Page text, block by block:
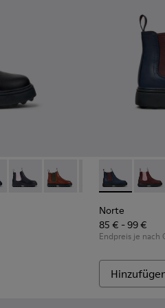
Lederstiefeletten für Kinder.
025
- K900149-024 - Blaue
Norte - K900149-023
Norte - K900149-022
Norte -Norte -
Norte -
Norte
85 € - 99 €
Endpreis je nach